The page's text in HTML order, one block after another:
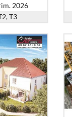
2026
T3